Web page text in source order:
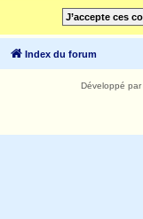
Index du forum
Développé par